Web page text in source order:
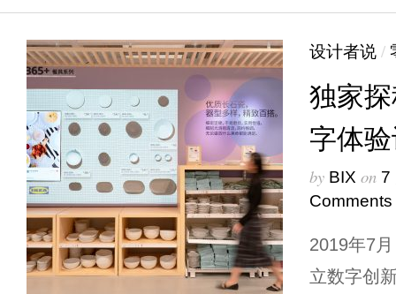
设计者说 /
独家
字体
by BIX on 7
Comments
2019年7
立数字创